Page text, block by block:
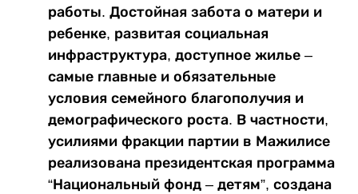
работы. Достойная забота о матери и
ребенке, развитая социальная
инфраструктура, доступное жилье –
самые главные и обязательные
условия семейного благополучия и
демографического роста. В частности,
усилиями фракции партии в Мажилисе
реализована президентская программа
“Национальный фонд – детям”, создана